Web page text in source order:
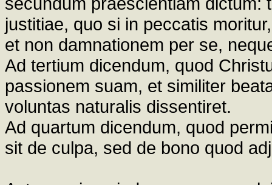
justitiae, quo si in peccatis
et non damnationem per se,
Ad tertium dicendum, quod
passionem suam, et similiter
voluntas naturalis dissentiret.
Ad quartum dicendum, quod
sit de culpa, sed de bono quod